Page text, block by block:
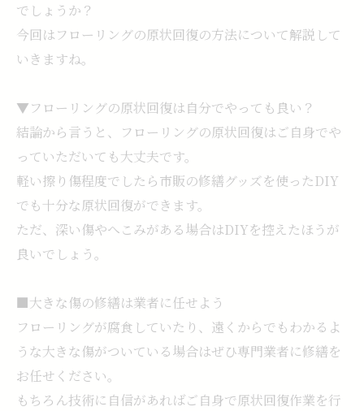
でしょうか？
今回はフローリングの原状回復の方法について解説して
いきますね。
▼フローリングの原状回復は自分でやっても良い？
結論から言うと、フローリングの原状回復はご自身でや
っていただいても大丈夫です。
軽い擦り傷程度でしたら市販の修繕グッズを使ったDIY
でも十分な原状回復ができます。
ただ、深い傷やへこみがある場合はDIYを控えたほうが
良いでしょう。
■大きな傷の修繕は業者に任せよう
フローリングが腐食していたり、遠くからでもわかるよ
うな大きな傷がついている場合はぜひ専門業者に修繕を
お任せください。
もちろん技術に自信があればご自身で原状回復作業を行